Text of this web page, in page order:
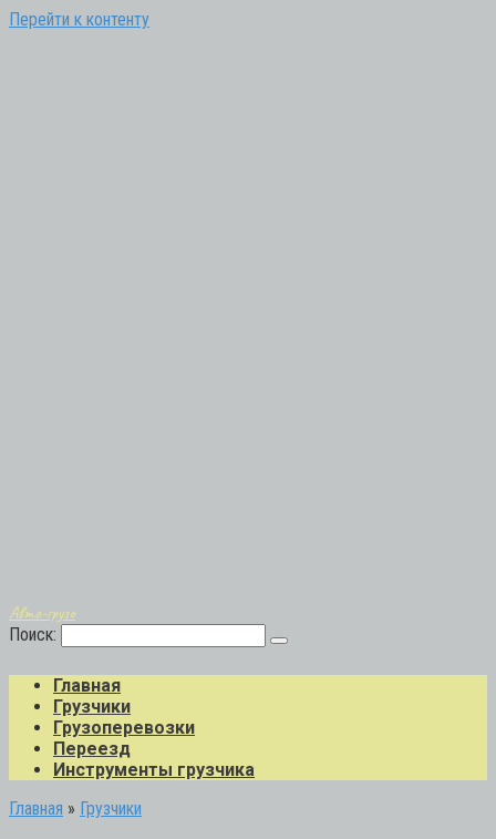
Перейти к контенту
Авто-грузо
Поиск:
Главная
Грузчики
Грузоперевозки
Переезд
Инструменты грузчика
Главная » Грузчики